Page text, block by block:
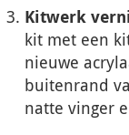
Kitwerk
kit met een
nieuwe
buitenrand
natte vinger